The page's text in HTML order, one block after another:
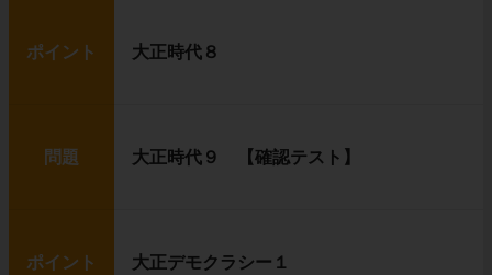
ポイント 大正時代８
問題 大正時代９ 【確認テスト】
ポイント 大正デモクラシー１